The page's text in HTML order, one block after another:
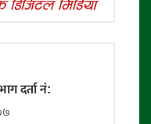
दर्ता नं: